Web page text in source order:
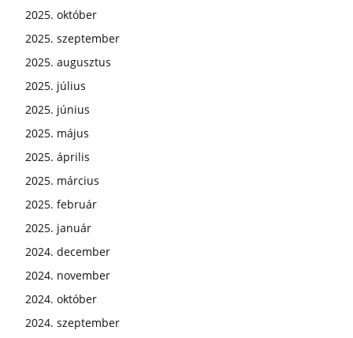
2025. október
2025. szeptember
2025. augusztus
2025. július
2025. június
2025. május
2025. április
2025. március
2025. február
2025. január
2024. december
2024. november
2024. október
2024. szeptember